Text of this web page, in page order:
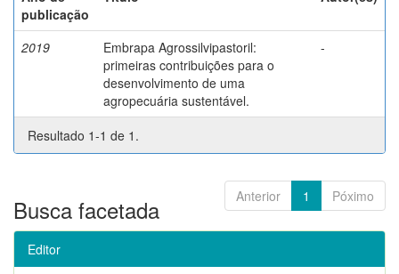
publicação
2019
Embrapa Agrossilvipastoril:
primeiras contribuições para o
desenvolvimento de uma
agropecuária sustentável.
-
Resultado 1-1 de 1.
Anterior 1 Póximo
Busca facetada
Editor